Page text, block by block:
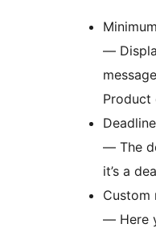
—
Product
Deadline
— The
it’s a
Custom
— Here